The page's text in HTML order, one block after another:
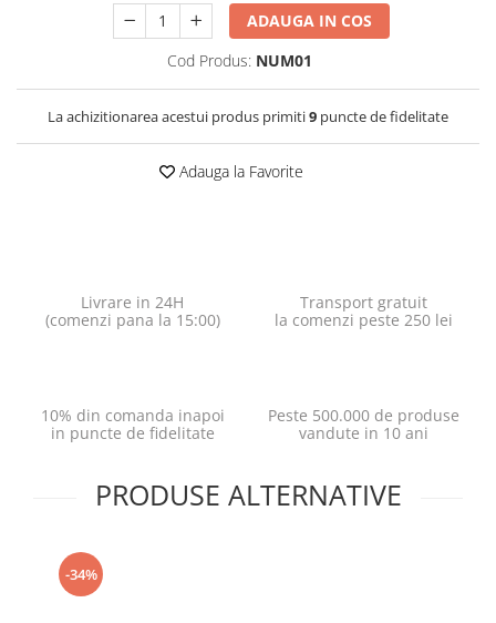
ADAUGA IN COS
Cod Produs: NUM01
La achizitionarea acestui produs primiti9 puncte de fidelitate
Adauga la Favorite
Livrare in 24H
(comenzi pana la 15:00)
Transport gratuit
la comenzi peste 250 lei
10% din comanda inapoi
in puncte de fidelitate
Peste 500.000 de produse
vandute in 10 ani
PRODUSE ALTERNATIVE
-34%